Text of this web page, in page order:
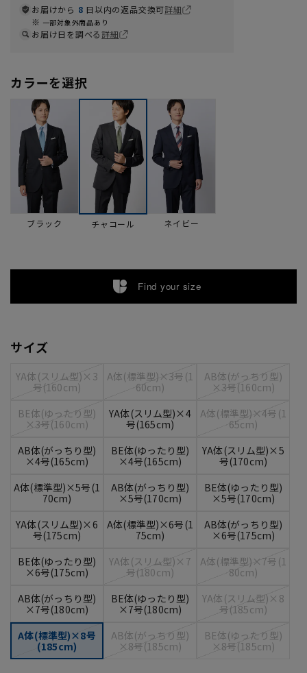
お届けから 8 日以内の返品交換可詳細
一部対象外商品あり
お届け日を調べる詳細
カラーを選択
ブラック チャコール ネイビー
Find your size
サイズ
YA体(スリム型)×3
号(160cm)
A体(標準型)×3号(1
60cm)
AB体(がっちり型)
×3号(160cm)
BE体(ゆったり型)
×3号(160cm)
YA体(スリム型)×4
号(165cm)
A体(標準型)×4号(1
65cm)
AB体(がっちり型)
×4号(165cm)
BE体(ゆったり型)
×4号(165cm)
YA体(スリム型)×5
号(170cm)
A体(標準型)×5号(1
70cm)
AB体(がっちり型)
×5号(170cm)
BE体(ゆったり型)
×5号(170cm)
YA体(スリム型)×6
号(175cm)
A体(標準型)×6号(1
75cm)
AB体(がっちり型)
×6号(175cm)
BE体(ゆったり型)
×6号(175cm)
YA体(スリム型)×7
号(180cm)
A体(標準型)×7号(1
80cm)
AB体(がっちり型)
×7号(180cm)
BE体(ゆったり型)
×7号(180cm)
YA体(スリム型)×8
号(185cm)
A体(標準型)×8号
(185cm)
AB体(がっちり型)
×8号(185cm)
BE体(ゆったり型)
×8号(185cm)